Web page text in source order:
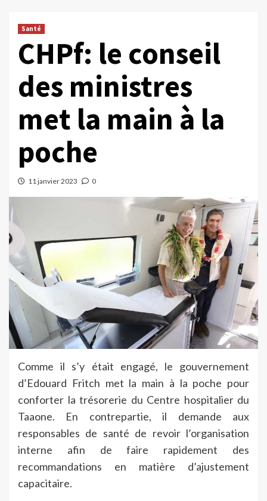
Santé
CHPf: le conseil
des ministres
met la main à la
poche
11 janvier 2023 0
Comme il s’y était engagé, le gouvernement
d’Edouard Fritch met la main à la poche pour
conforter la trésorerie du Centre hospitalier du
Taaone. En contrepartie, il demande aux
responsables de santé de revoir l’organisation
interne afin de faire rapidement des
recommandations en matière d’ajustement
capacitaire.